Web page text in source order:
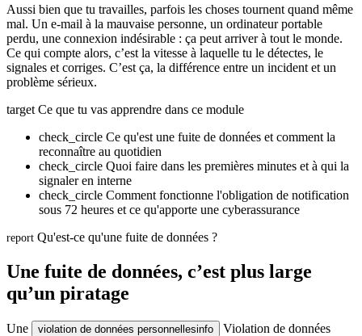
Aussi bien que tu travailles, parfois les choses tournent quand même
mal. Un e-mail à la mauvaise personne, un ordinateur portable
perdu, une connexion indésirable : ça peut arriver à tout le monde.
Ce qui compte alors, c’est la vitesse à laquelle tu le détectes, le
signales et corriges. C’est ça, la différence entre un incident et un
problème sérieux.
target Ce que tu vas apprendre dans ce module
check_circle Ce qu'est une fuite de données et comment la
reconnaître au quotidien
check_circle Quoi faire dans les premières minutes et à qui la
signaler en interne
check_circle Comment fonctionne l'obligation de notification
sous 72 heures et ce qu'apporte une cyberassurance
report Qu'est-ce qu'une fuite de données ?
Une fuite de données, c’est plus large
qu’un piratage
Une violation de données personnellesinfo
Violation de données